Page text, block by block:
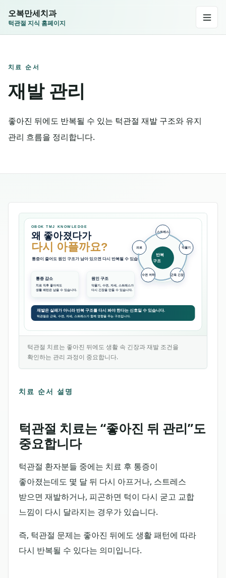
오복만세치과
턱관절 지식 홈페이지
치료 순서
재발 관리
좋아진 뒤에도 반복될 수 있는 턱관절 재발 구조와 유지
관리 흐름을 정리합니다.
턱관절 치료는 좋아진 뒤에도 생활 속 긴장과 재발 조건을
확인하는 관리 과정이 중요합니다.
치료 순서 설명
턱관절 치료는 “좋아진 뒤 관리”도
중요합니다
턱관절 환자분들 중에는 치료 후 통증이
좋아졌는데도 몇 달 뒤 다시 아프거나, 스트레스
받으면 재발하거나, 피곤하면 턱이 다시 굳고 교합
느낌이 다시 달라지는 경우가 있습니다.
즉, 턱관절 문제는 좋아진 뒤에도 생활 패턴에 따라
다시 반복될 수 있다는 의미입니다.